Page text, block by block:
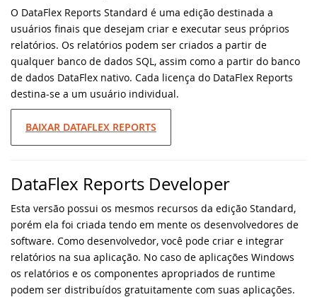
O DataFlex Reports Standard é uma edição destinada a
usuários finais que desejam criar e executar seus próprios
relatórios. Os relatórios podem ser criados a partir de
qualquer banco de dados SQL, assim como a partir do banco
de dados DataFlex nativo. Cada licença do DataFlex Reports
destina-se a um usuário individual.
BAIXAR DATAFLEX REPORTS
DataFlex Reports Developer
Esta versão possui os mesmos recursos da edição Standard,
porém ela foi criada tendo em mente os desenvolvedores de
software. Como desenvolvedor, você pode criar e integrar
relatórios na sua aplicação. No caso de aplicações Windows
os relatórios e os componentes apropriados de runtime
podem ser distribuídos gratuitamente com suas aplicações.
Nova videoaula: Conhecendo os Controles
Web - parte 5
Lançadas Novas Bibliotecas e Ferramentas
para o DataFlex 2023 - parte 2
Nova videoaula: Conhecendo os Controles
Web - parte 4
Web - parte 3
Versão atualizada do DataFlex 2023 -
atualize agora!
Atualização de estabilidade e segurança
disponível para DataFlex 2022